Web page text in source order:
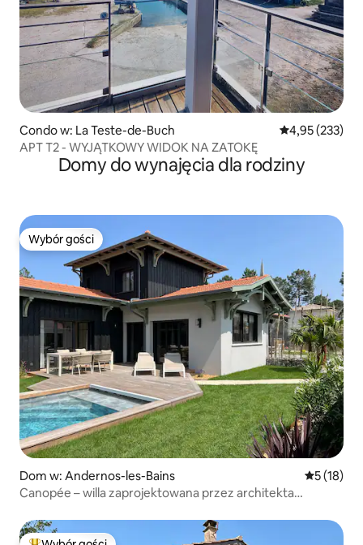
Condo w: La Teste-de-Buch Średnia
4,95 (233)
APT T2 - WYJĄTKOWY WIDOK NA ZATOKĘ
Domy do wynajęcia dla rodziny
Wybór gości
Wybór gości
Dom w: Andernos-les-Bains Średnia
5 (18)
Canopée – willa zaprojektowana przez architekta